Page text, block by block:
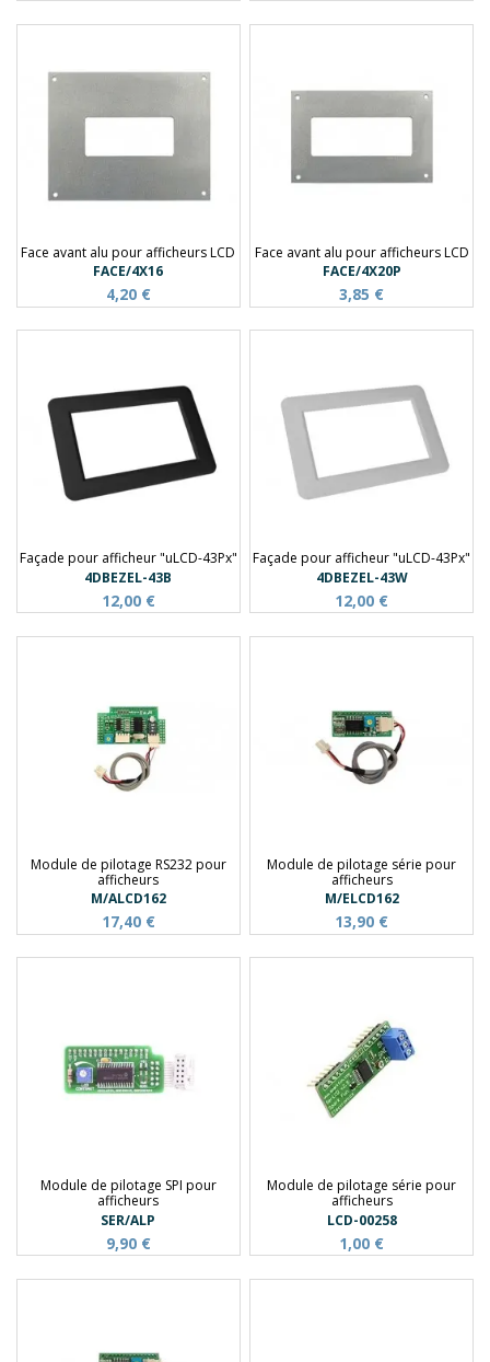
Face avant alu pour afficheurs LCD
FACE/4X16
4,20 €
Face avant alu pour afficheurs LCD
FACE/4X20P
3,85 €
Façade pour afficheur "uLCD-43Px"
4DBEZEL-43B
12,00 €
Façade pour afficheur "uLCD-43Px"
4DBEZEL-43W
12,00 €
Module de pilotage RS232 pour
afficheurs
M/ALCD162
17,40 €
Module de pilotage série pour
afficheurs
M/ELCD162
13,90 €
Module de pilotage SPI pour
afficheurs
SER/ALP
9,90 €
Module de pilotage série pour
afficheurs
LCD-00258
1,00 €